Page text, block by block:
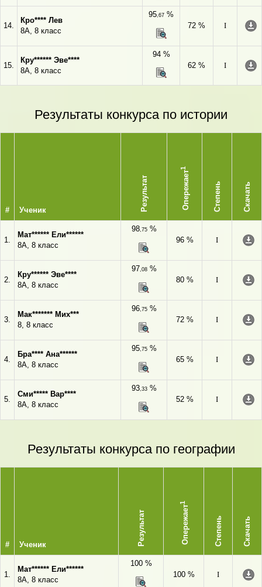
14.
Кро**** Лев
8А, 8 класс
95,67 %
72 %
I
15.
Кру****** Эве****
8А, 8 класс
94 %
62 %
I
Результаты конкурса по истории
# Ученик Результат Опережает
1
Степень Скачать
1.
Мат****** Ели******
8А, 8 класс
98,75%
96 %
I
2.
Кру****** Эве****
8А, 8 класс
97,08%
80 %
I
3.
Мак******* Мих***
8, 8 класс
96,75%
72 %
I
4.
Бра**** Ана******
8А, 8 класс
95,75%
65 %
I
5.
Сми***** Вар****
8А, 8 класс
93,33%
52 %
I
Результаты конкурса по географии
# Ученик Результат Опережает
1
Степень Скачать
1.
Мат****** Ели******
8А, 8 класс
100 %
100 %
I